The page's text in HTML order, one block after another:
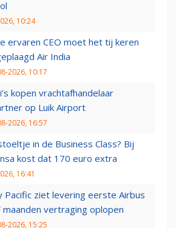
10:24
ervaren CEO moet het tij keren
Air India
2026, 10:17
kopen vrachtafhandelaar
op Luik Airport
2026, 16:57
in de Business Class? Bij
kost dat 170 euro extra
16:41
Pacific ziet levering eerste Airbus
maanden vertraging oplopen
2026, 15:25